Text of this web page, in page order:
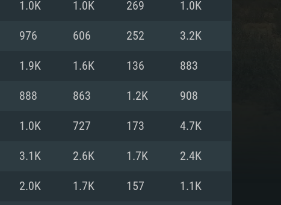
1.0K 1.0K 269 1.0K
976 606 252 3.2K
1.9K 1.6K 136 883
888 863 1.2K 908
1.0K 727 173 4.7K
3.1K 2.6K 1.7K 2.4K
2.0K 1.7K 157 1.1K